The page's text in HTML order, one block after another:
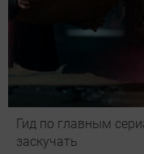
Гид по главным
заскучать